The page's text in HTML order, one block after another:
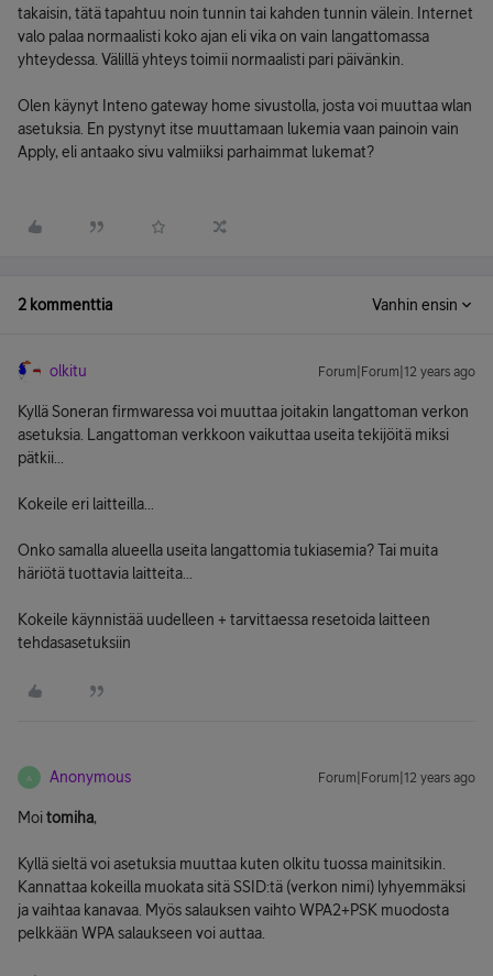
takaisin, tätä tapahtuu noin tunnin tai kahden tunnin välein. Internet
valo palaa normaalisti koko ajan eli vika on vain langattomassa
yhteydessa. Välillä yhteys toimii normaalisti pari päivänkin.
Olen käynyt Inteno gateway home sivustolla, josta voi muuttaa wlan
asetuksia. En pystynyt itse muuttamaan lukemia vaan painoin vain
Apply, eli antaako sivu valmiiksi parhaimmat lukemat?
2 kommenttia Vanhin ensin
olkitu Forum|Forum|12 years ago
Kyllä Soneran firmwaressa voi muuttaa joitakin langattoman verkon
asetuksia. Langattoman verkkoon vaikuttaa useita tekijöitä miksi
pätkii...
Kokeile eri laitteilla...
Onko samalla alueella useita langattomia tukiasemia? Tai muita
häriötä tuottavia laitteita...
Kokeile käynnistää uudelleen + tarvittaessa resetoida laitteen
tehdasasetuksiin
A Anonymous Forum|Forum|12 years ago
Moitomiha,
Kyllä sieltä voi asetuksia muuttaa kuten olkitu tuossa mainitsikin.
Kannattaa kokeilla muokata sitä SSID:tä (verkon nimi) lyhyemmäksi
ja vaihtaa kanavaa. Myös salauksen vaihto WPA2+PSK muodosta
pelkkään WPA salaukseen voi auttaa.